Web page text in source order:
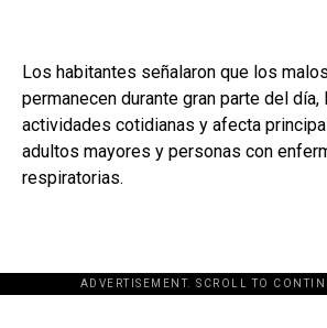
Los habitantes señalaron que los
permanecen durante gran parte del
actividades cotidianas y afecta
adultos mayores y personas con
respiratorias.
ADVERTISEMENT. SCROLL TO